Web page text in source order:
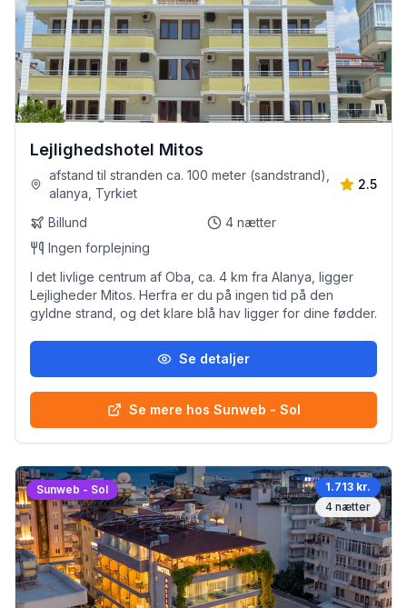
Lejlighedshotel Mitos
afstand til stranden ca. 100 meter (sandstrand),
alanya, Tyrkiet
2.5
Billund 4 nætter
Ingen forplejning
I det livlige centrum af Oba, ca. 4 km fra Alanya, ligger
Lejligheder Mitos. Herfra er du på ingen tid på den
gyldne strand, og det klare blå hav ligger for dine fødder.
Se detaljer
Se mere hos Sunweb - Sol
Sunweb - Sol
1.713 kr.
4 nætter